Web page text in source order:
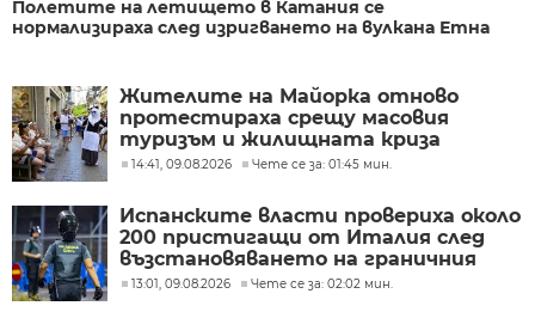
Полетите на летището в Катания се
нормализираха след изригването на вулкана Етна
Жителите на Майорка отново
протестираха срещу масовия
туризъм и жилищната криза
(СНИМКИ)
14:41, 09.08.2026 Чете се за: 01:45 мин.
Испанските власти провериха около
200 пристигащи от Италия след
възстановяването на граничния
контрол
13:01, 09.08.2026 Чете се за: 02:02 мин.